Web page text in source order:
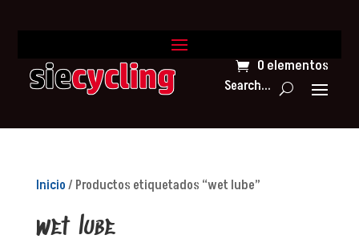
0 elementos
Search...
Inicio/ Productos etiquetados “wet lube”
wet lube